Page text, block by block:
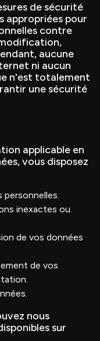
de sécurité
appropriées pour
contre
aucune
ni aucun
n'est totalement
une sécurité
applicable en
vous disposez
personnelles.
inexactes ou
de vos données
de vos
nous
sur